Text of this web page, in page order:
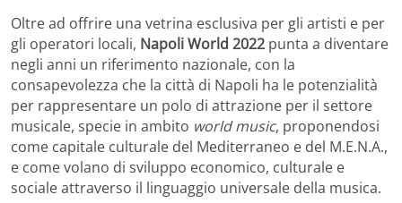
Oltre ad offrire una vetrina esclusiva per gli artisti e per
gli operatori locali, Napoli World 2022 punta a diventare
negli anni un riferimento nazionale, con la
consapevolezza che la città di Napoli ha le potenzialità
per rappresentare un polo di attrazione per il settore
musicale, specie in ambito world music, proponendosi
come capitale culturale del Mediterraneo e del M.E.N.A.,
e come volano di sviluppo economico, culturale e
sociale attraverso il linguaggio universale della musica.